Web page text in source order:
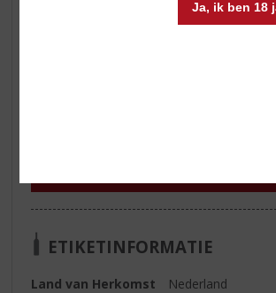
Ja, ik ben 18
ETIKETINFORMATIE
Land van Herkomst
Nederland